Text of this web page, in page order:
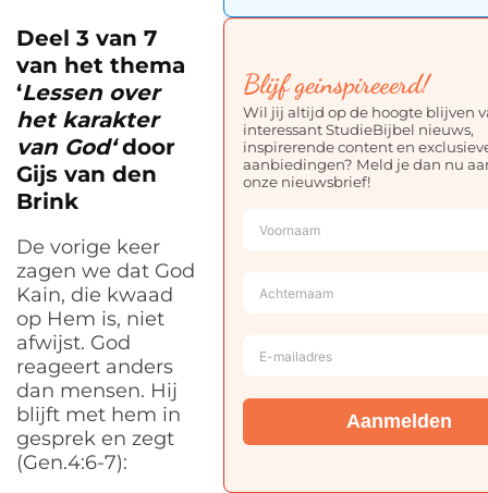
Deel 3 van 7
van het thema
‘Lessen over
het karakter
van God‘door
Gijs van den
Brink
De vorige keer
zagen we dat God
Kain, die kwaad
op Hem is, niet
afwijst. God
reageert anders
dan mensen. Hij
blijft met hem in
gesprek en zegt
(Gen.4:6-7):
Blijf geinspireeerd!
Wil jij altijd op de hoogte blijven
interessant StudieBijbel nieuws,
inspirerende content en
aanbiedingen? Meld je dan nu
onze nieuwsbrief!
Aanmelden